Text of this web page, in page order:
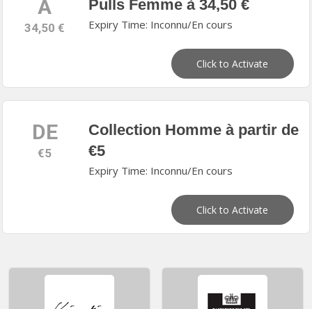
A
34,50 €
Pulls Femme à 34,50 €
Expiry Time: Inconnu/En cours
Click to Activate
DE
€5
Collection Homme à partir de
€5
Expiry Time: Inconnu/En cours
Click to Activate